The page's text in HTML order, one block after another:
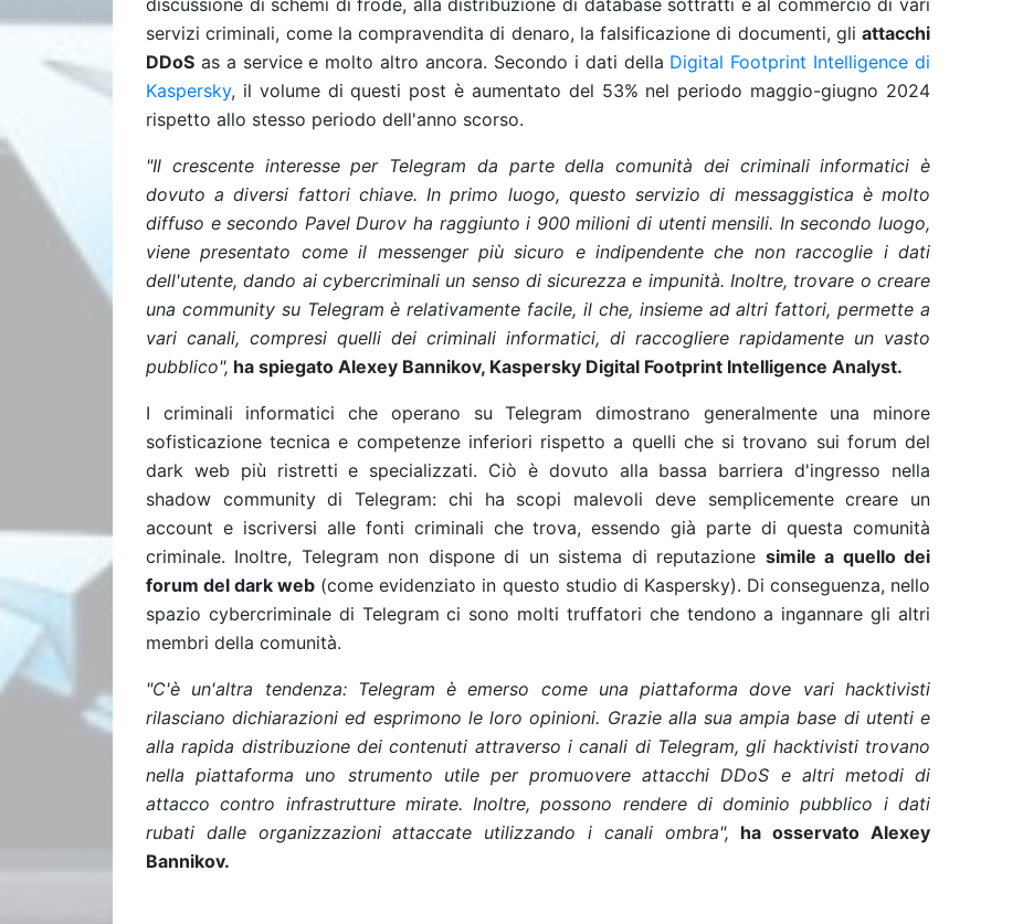
discussione di schemi di frode, alla distribuzione di database sottratti e al commercio di vari
servizi criminali, come la compravendita di denaro, la falsificazione di documenti, gli attacchi
DDoS as a service e molto altro ancora. Secondo i dati della Digital Footprint Intelligence di
Kaspersky, il volume di questi post è aumentato del 53% nel periodo maggio-giugno 2024
rispetto allo stesso periodo dell'anno scorso.
"Il crescente interesse per Telegram da parte della comunità dei criminali informatici è
dovuto a diversi fattori chiave. In primo luogo, questo servizio di messaggistica è molto
diffuso e secondo Pavel Durov ha raggiunto i 900 milioni di utenti mensili. In secondo luogo,
viene presentato come il messenger più sicuro e indipendente che non raccoglie i dati
dell'utente, dando ai cybercriminali un senso di sicurezza e impunità. Inoltre, trovare o creare
una community su Telegram è relativamente facile, il che, insieme ad altri fattori, permette a
vari canali, compresi quelli dei criminali informatici, di raccogliere rapidamente un vasto
pubblico", ha spiegato Alexey Bannikov, Kaspersky Digital Footprint Intelligence Analyst.
I criminali informatici che operano su Telegram dimostrano generalmente una minore
sofisticazione tecnica e competenze inferiori rispetto a quelli che si trovano sui forum del
dark web più ristretti e specializzati. Ciò è dovuto alla bassa barriera d'ingresso nella
shadow community di Telegram: chi ha scopi malevoli deve semplicemente creare un
account e iscriversi alle fonti criminali che trova, essendo già parte di questa comunità
criminale. Inoltre, Telegram non dispone di un sistema di reputazione simile a quello dei
forum del dark web (come evidenziato in questo studio di Kaspersky). Di conseguenza, nello
spazio cybercriminale di Telegram ci sono molti truffatori che tendono a ingannare gli altri
membri della comunità.
"C'è un'altra tendenza: Telegram è emerso come una piattaforma dove vari hacktivisti
rilasciano dichiarazioni ed esprimono le loro opinioni. Grazie alla sua ampia base di utenti e
alla rapida distribuzione dei contenuti attraverso i canali di Telegram, gli hacktivisti trovano
nella piattaforma uno strumento utile per promuovere attacchi DDoS e altri metodi di
attacco contro infrastrutture mirate. Inoltre, possono rendere di dominio pubblico i dati
rubati dalle organizzazioni attaccate utilizzando i canali ombra", ha osservato Alexey
Bannikov.